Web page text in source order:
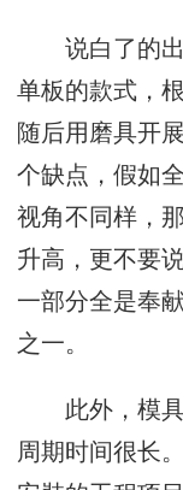
说白了的出
单板的款式，
随后用磨具开
个缺点，假如
视角不同样，
升高，更不要
一部分全是奉
之一。
此外，模具
周期时间很长